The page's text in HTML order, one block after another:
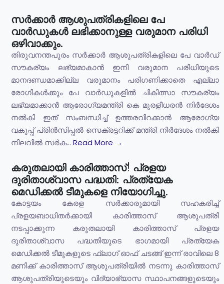
സർക്കാർ ആശുപത്രികളിലെ പേ
വാർഡുകൾ ലഭിക്കാനുള്ള വരുമാന പരിധി
ഒഴിവാക്കും.
തിരുവനന്തപുരം സർക്കാർ ആശുപത്രികളിലെ പേ വാർഡ്
സൗകര്യം ലഭ്യമാകാൻ ഇനി വരുമാന പരിധിയുടെ
മാനദണ്ഡമാക്കില്ല വരുമാനം പരിഗണിക്കാതെ എല്ലാ
രോഗികൾക്കും പേ വാർഡുകളിൽ ചികിത്സാ സൗകര്യം
ലഭ്യമാക്കാൻ ആരോഗ്യമന്ത്രി കെ മുരളീധരൻ നിർദേശം
നൽകി ഇത് സംബന്ധിച്ച് ഉത്തരവിറക്കാൻ ആരോഗ്യ
വകുപ്പ് പ്രിൻസിപ്പൽ സെക്രട്ടറിക്ക് മന്ത്രി നിർദേശം നൽകി
നിലവിൽ സർക... Read More →
കരുതലായി കാരിത്താസ്! പ്രളയ
ദുരിതാശ്വാസ പദ്ധതി: പ്രത്യേക
മെഡിക്കൽ ടീമുകളെ നിയോഗിച്ചു.
കോട്ടയം കേരള സർക്കാരുമായി സഹകരിച്ച്
പ്രളയബാധിതർക്കായി കാരിത്താസ് ആശുപത്രി
നടപ്പാക്കുന്ന കരുതലായി കാരിത്താസ് പ്രളയ
ദുരിതാശ്വാസ പദ്ധതിയുടെ ഭാഗമായി പ്രത്യേക
മെഡിക്കൽ ടീമുകളുടെ ഫ്ലാഗ് ഓഫ് ചടങ്ങ് ഇന്ന് രാവിലെ 8
മണിക്ക് കാരിത്താസ് ആശുപത്രിയിൽ നടന്നു കാരിത്താസ്
ആശുപത്രിയുടെയും വിദ്യാഭ്യാസ സ്ഥാപനങ്ങളുടെയും